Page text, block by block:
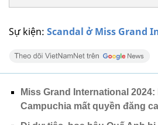
Sự kiện: Scandal ở Miss Grand
Miss Grand International
Campuchia mất quyền đăng